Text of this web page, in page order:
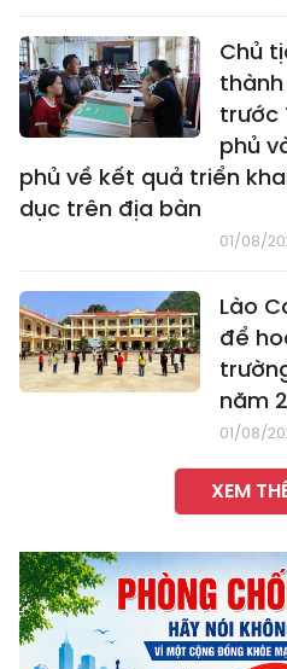
Chủ
trước
phủ
phủ về kết quả triển
dục trên địa bàn
01/08/
Lào
để
năm
01/08/
XEM